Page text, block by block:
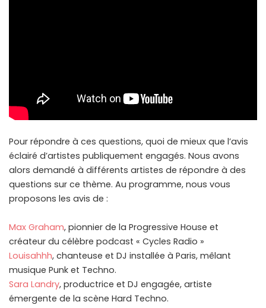
Pour répondre à ces questions, quoi de mieux que l’avis
éclairé d’artistes publiquement engagés. Nous avons
alors demandé à différents artistes de répondre à des
questions sur ce thème. Au programme, nous vous
proposons les avis de :
Max Graham, pionnier de la Progressive House et
créateur du célèbre podcast « Cycles Radio »
Louisahhh, chanteuse et DJ installée à Paris, mêlant
musique Punk et Techno.
Sara Landry, productrice et DJ engagée, artiste
émergente de la scène Hard Techno.